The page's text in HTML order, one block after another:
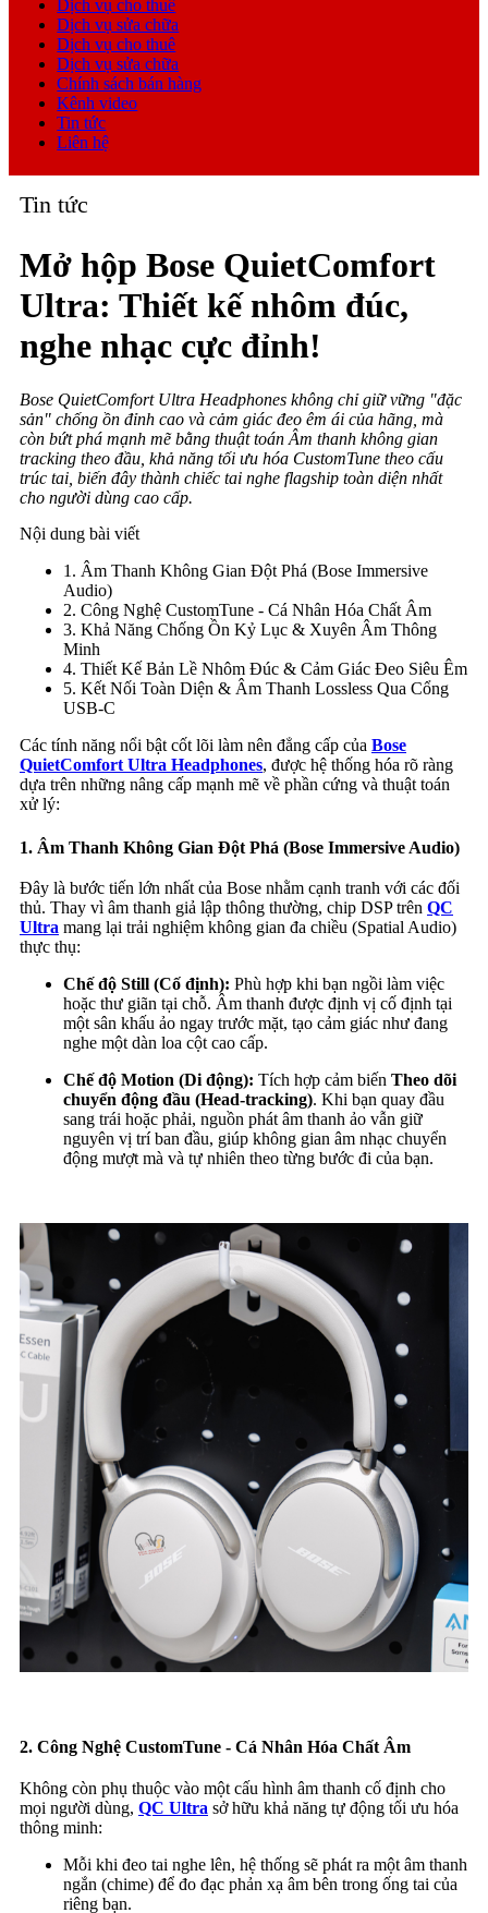
Dịch vụ cho thuê
Dịch vụ sửa chữa
Dịch vụ cho thuê
Dịch vụ sửa chữa
Chính sách bán hàng
Kênh video
Tin tức
Liên hệ
Tin tức
Mở hộp Bose QuietComfort
Ultra: Thiết kế nhôm đúc,
nghe nhạc cực đỉnh!
Bose QuietComfort Ultra Headphones không chỉ giữ vững "đặc
sản" chống ồn đỉnh cao và cảm giác đeo êm ái của hãng, mà
còn bứt phá mạnh mẽ bằng thuật toán Âm thanh không gian
tracking theo đầu, khả năng tối ưu hóa CustomTune theo cấu
trúc tai, biến đây thành chiếc tai nghe flagship toàn diện nhất
cho người dùng cao cấp.
Nội dung bài viết
1. Âm Thanh Không Gian Đột Phá (Bose Immersive
Audio)
2. Công Nghệ CustomTune - Cá Nhân Hóa Chất Âm
3. Khả Năng Chống Ồn Kỷ Lục & Xuyên Âm Thông
Minh
4. Thiết Kế Bản Lề Nhôm Đúc & Cảm Giác Đeo Siêu Êm
5. Kết Nối Toàn Diện & Âm Thanh Lossless Qua Cổng
USB-C
Các tính năng nổi bật cốt lõi làm nên đẳng cấp của Bose
QuietComfort Ultra Headphones, được hệ thống hóa rõ ràng
dựa trên những nâng cấp mạnh mẽ về phần cứng và thuật toán
xử lý:
1. Âm Thanh Không Gian Đột Phá (Bose Immersive Audio)
Đây là bước tiến lớn nhất của Bose nhằm cạnh tranh với các đối
thủ. Thay vì âm thanh giả lập thông thường, chip DSP trên QC
Ultra mang lại trải nghiệm không gian đa chiều (Spatial Audio)
thực thụ:
Chế độ Still (Cố định): Phù hợp khi bạn ngồi làm việc
hoặc thư giãn tại chỗ. Âm thanh được định vị cố định tại
một sân khấu ảo ngay trước mặt, tạo cảm giác như đang
nghe một dàn loa cột cao cấp.
Chế độ Motion (Di động): Tích hợp cảm biến Theo dõi
chuyển động đầu (Head-tracking). Khi bạn quay đầu
sang trái hoặc phải, nguồn phát âm thanh ảo vẫn giữ
nguyên vị trí ban đầu, giúp không gian âm nhạc chuyển
động mượt mà và tự nhiên theo từng bước đi của bạn.
2. Công Nghệ CustomTune - Cá Nhân Hóa Chất Âm
Không còn phụ thuộc vào một cấu hình âm thanh cố định cho
mọi người dùng, QC Ultra sở hữu khả năng tự động tối ưu hóa
thông minh:
Mỗi khi đeo tai nghe lên, hệ thống sẽ phát ra một âm thanh
ngắn (chime) để đo đạc phản xạ âm bên trong ống tai của
riêng bạn.